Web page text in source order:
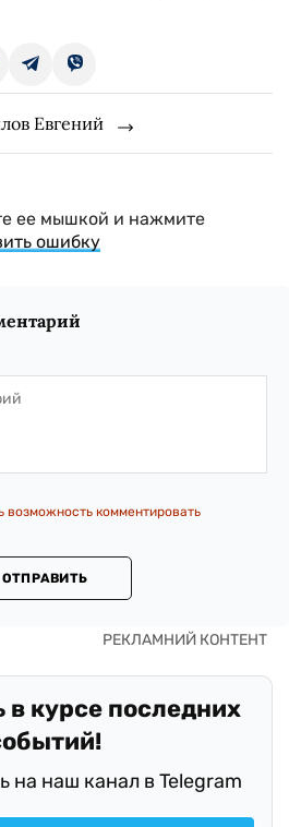
Евгений
ее мышкой и нажмите
ошибку
возможность комментировать
ОТПРАВИТЬ
в курсе последних
на наш канал в Telegram